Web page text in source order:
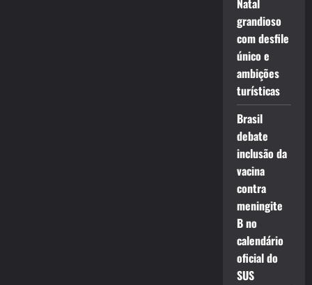
Natal
grandioso
com desfile
único e
ambições
turísticas
Brasil
debate
inclusão da
vacina
contra
meningite
B no
calendário
oficial do
SUS